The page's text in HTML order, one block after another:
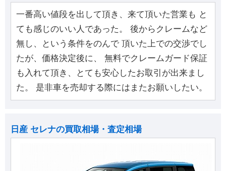
一番高い値段を出して頂き、来て頂いた営業も と
ても感じのいい人であった。 後からクレームなど
無し、という条件をのんで 頂いた上での交渉でし
たが、価格決定後に、 無料でクレームガード保証
も入れて頂き、とても安心したお取引が出来まし
た。 是非車を売却する際にはまたお願いしたい。
日産 セレナの買取相場・査定相場